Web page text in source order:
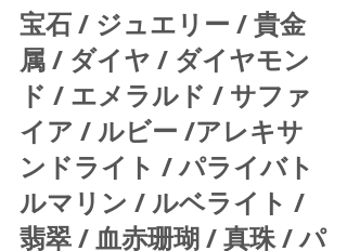
宝石 / ジュエリー / 貴金
属 / ダイヤ / ダイヤモン
ド / エメラルド / サファ
イア / ルビー /アレキサ
ンドライト / パライバト
ルマリン / ルベライト /
翡翠 / 血赤珊瑚 / 真珠 / パ